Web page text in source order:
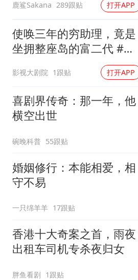
鹿鲨Sakana 289跟贴 打开APP
使唤三年的穷助理，竟是
坐拥整座岛的富二代 #电
影视大剧院 1跟贴 打开APP
喜剧界传奇：那一年，他
横空出世
碗晚科普 55跟贴
婚姻修行：本能相爱，相
守不易
一只绵羊羊 17跟贴
香港十大奇案之首，雨夜
出租车司机专杀夜归女
胖鱼看剧 1跟贴